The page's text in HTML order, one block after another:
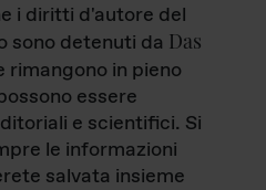
i diritti d'autore del
sono detenuti da Das
rimangono in pieno
essere
e scientifici. Si
le informazioni
salvata insieme